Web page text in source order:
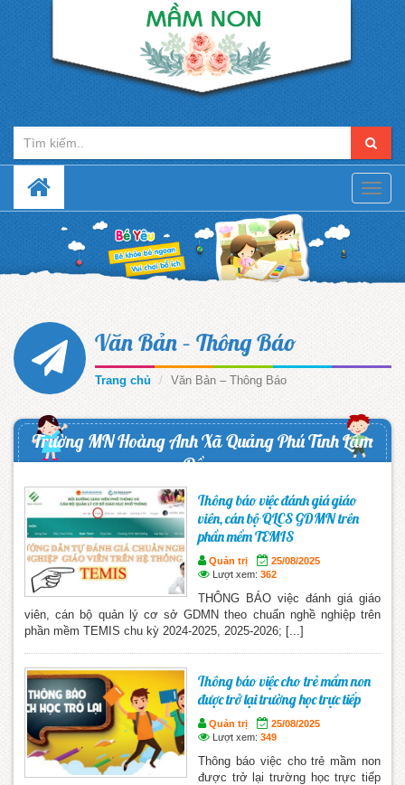
Toggle
Văn Bản – Thông Báo
Trang chủ Văn Bản – Thông Báo
Trường MN Hoàng Anh Xã Quảng Phú Tỉnh Lâm
Đồng
Thông báo việc đánh giá giáo
viên, cán bộ QLCS GDMN trên
phần mềm TEMIS
Quản trị
25/08/2025
Lượt xem: 362
THÔNG BÁO việc đánh giá giáo
viên, cán bộ quản lý cơ sở GDMN theo chuẩn nghề nghiệp trên
phần mềm TEMIS chu kỳ 2024-2025, 2025-2026; [...]
Thông báo việc cho trẻ mầm non
được trở lại trường học trực tiếp
Quản trị
25/08/2025
Lượt xem: 349
Thông báo việc cho trẻ mầm non
được trở lại trường học trực tiếp